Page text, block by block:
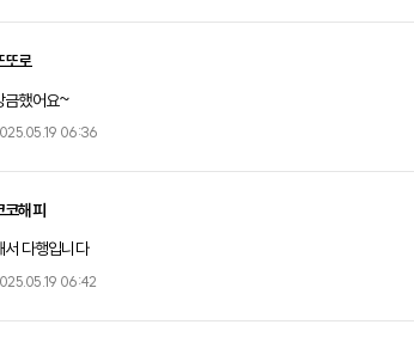
또로
금했어요~
06:36
코해피
서 다행입니다
06:42